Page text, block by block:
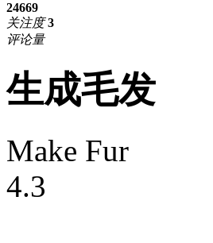
24669
关注度 3
评论量
生成毛发
Make Fur
4.3